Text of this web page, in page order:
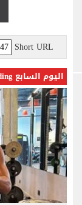
Short URL
اليوم السابع Trending